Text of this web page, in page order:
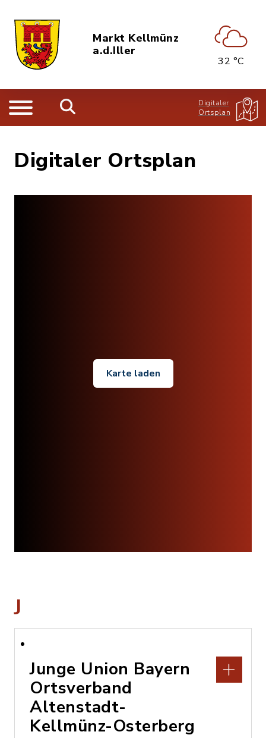
Markt Kellmünz
a.d.Iller
32 °C
Digitaler
Ortsplan
Digitaler Ortsplan
Karte laden
J
Junge Union Bayern
Ortsverband
Altenstadt-
Kellmünz-Osterberg